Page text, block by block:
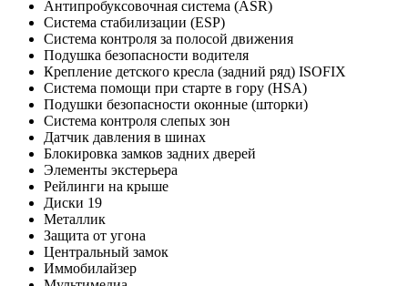
Антипробуксовочная система (ASR)
Система стабилизации (ESP)
Система контроля за полосой движения
Подушка безопасности водителя
Крепление детского кресла (задний ряд) ISOFIX
Система помощи при старте в гору (HSA)
Подушки безопасности оконные (шторки)
Система контроля слепых зон
Датчик давления в шинах
Блокировка замков задних дверей
Элементы экстерьера
Рейлинги на крыше
Диски 19
Металлик
Защита от угона
Центральный замок
Иммобилайзер